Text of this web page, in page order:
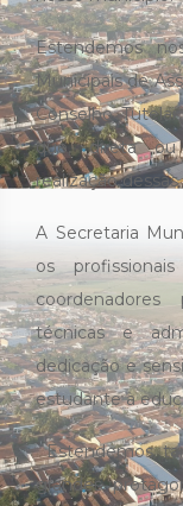
Estendemos
Municipais de
Conselho
que, direta ou
realização
A Secretaria
os
coordenadores
técnicas e
dedicação e
estudante à
Estendemos
grandes